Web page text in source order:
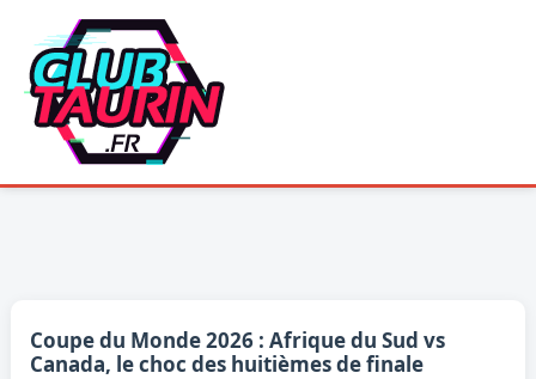
contenu
Coupe du Monde 2026 : Afrique du Sud vs
Canada, le choc des huitièmes de finale